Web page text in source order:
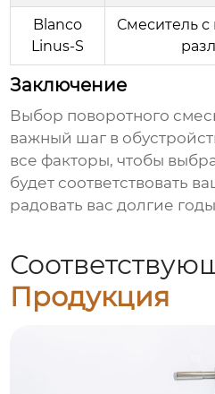
Blanco
Linus-S
Смеситель
Заключение
Выбор поворотного
важный шаг в
все факторы, чтобы
будет соответствовать
радовать вас долгие
Продукция